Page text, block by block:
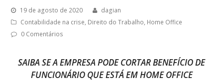
19 de agosto de 2020
dagian
Contabilidade na crise, Direito do Trabalho, Home Office
0 Comentários
SAIBA SE A EMPRESA PODE CORTAR BENEFÍCIO DE
FUNCIONÁRIO QUE ESTÁ EM HOME OFFICE